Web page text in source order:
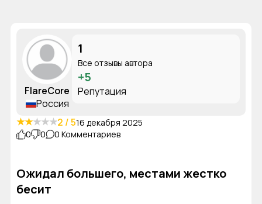
FlareCore
Россия
1
Все отзывы автора
+5
Репутация
★★★★★2 / 516 декабря 2025
0
0 0 Комментариев
Ожидал большего, местами жестко
бесит